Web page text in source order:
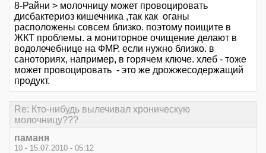
8-Райни > молочницу может провоцировать
дисбактериоз кишечника ,так как оганы
расположены совсем близко. поэтому поищите в
ЖКТ проблемы. а мониторное очищение делают в
водолечебнице на ФМР. если нужно близко. в
саноториях, например, в горячем ключе. хлеб - тоже
может провоцировать - это же дрожжесодержащий
продукт.
Re: Кто-нибудь вылечивал хроническую
молочницу???
паманя
10 - 15.07.2010 - 05:12